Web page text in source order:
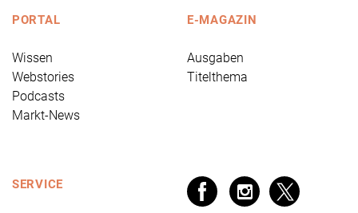
PORTAL
Wissen
Webstories
Podcasts
Markt-News
E-MAGAZIN
Ausgaben
Titelthema
SERVICE